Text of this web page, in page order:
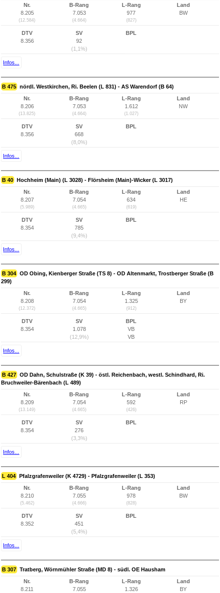
Nr.
8.205
(12.584)
B-Rang
7.053
(4.664)
L-Rang
977
(827)
Land
BW
DTV
8.356
SV
92
(1,1%)
BPL
Infos...
B 475 nördl. Westkirchen, Ri. Beelen (L 831) - AS Warendorf (B 64)
Nr.
8.206
(13.825)
B-Rang
7.053
(4.664)
L-Rang
1.612
(1.027)
Land
NW
DTV
8.356
SV
668
(8,0%)
BPL
Infos...
B 40 Hochheim (Main) (L 3028) - Flörsheim (Main)-Wicker (L 3017)
Nr.
8.207
(5.989)
B-Rang
7.054
(4.665)
L-Rang
634
(619)
Land
HE
DTV
8.354
SV
785
(9,4%)
BPL
Infos...
B 304 OD Obing, Kienberger Straße (TS 8) - OD Altenmarkt, Trostberger Straße (B
299)
Nr.
8.208
(12.372)
B-Rang
7.054
(4.665)
L-Rang
1.325
(912)
Land
BY
DTV
8.354
SV
1.078
(12,9%)
BPL
VB
VB
Infos...
B 427 OD Dahn, Schulstraße (K 39) - östl. Reichenbach, westl. Schindhard, Ri.
Bruchweiler-Bärenbach (L 489)
Nr.
8.209
(13.149)
B-Rang
7.054
(4.665)
L-Rang
592
(426)
Land
RP
DTV
8.354
SV
276
(3,3%)
BPL
Infos...
L 404 Pfalzgrafenweiler (K 4729) - Pfalzgrafenweiler (L 353)
Nr.
8.210
(5.462)
B-Rang
7.055
(4.666)
L-Rang
978
(828)
Land
BW
DTV
8.352
SV
451
(5,4%)
BPL
Infos...
B 307 Tratberg, Wörnmühler Straße (MD 8) - südl. OE Hausham
Nr.
8.211
B-Rang
7.055
L-Rang
1.326
Land
BY